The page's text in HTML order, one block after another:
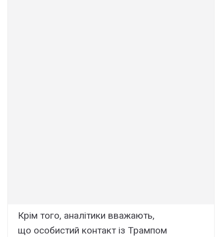
Крім того, аналітики вважають,
що особистий контакт із Трампом